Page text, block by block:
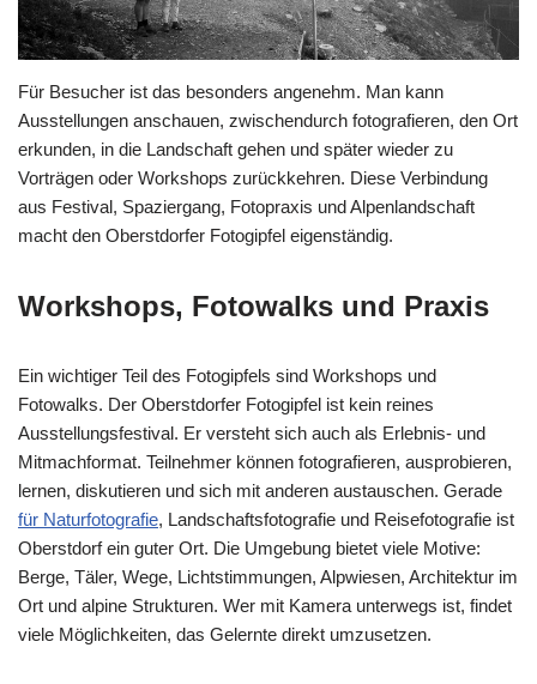
Für Besucher ist das besonders angenehm. Man kann
Ausstellungen anschauen, zwischendurch fotografieren, den Ort
erkunden, in die Landschaft gehen und später wieder zu
Vorträgen oder Workshops zurückkehren. Diese Verbindung
aus Festival, Spaziergang, Fotopraxis und Alpenlandschaft
macht den Oberstdorfer Fotogipfel eigenständig.
Workshops, Fotowalks und Praxis
Ein wichtiger Teil des Fotogipfels sind Workshops und
Fotowalks. Der Oberstdorfer Fotogipfel ist kein reines
Ausstellungsfestival. Er versteht sich auch als Erlebnis- und
Mitmachformat. Teilnehmer können fotografieren, ausprobieren,
lernen, diskutieren und sich mit anderen austauschen. Gerade
für Naturfotografie, Landschaftsfotografie und Reisefotografie ist
Oberstdorf ein guter Ort. Die Umgebung bietet viele Motive:
Berge, Täler, Wege, Lichtstimmungen, Alpwiesen, Architektur im
Ort und alpine Strukturen. Wer mit Kamera unterwegs ist, findet
viele Möglichkeiten, das Gelernte direkt umzusetzen.